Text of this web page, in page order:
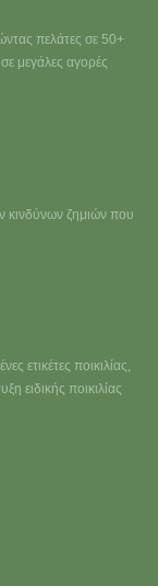
πελάτες σε 50+
μεγάλες αγορές
κινδύνων ζημιών που
ετικέτες ποικιλίας,
ειδικής ποικιλίας